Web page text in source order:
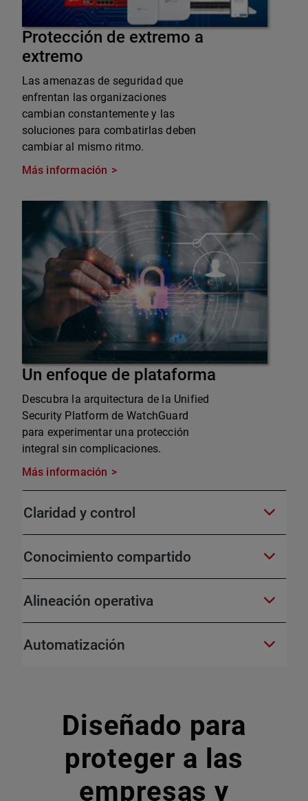
Protección de extremo a
extremo
Las amenazas de seguridad que
enfrentan las organizaciones
cambian constantemente y las
soluciones para combatirlas deben
cambiar al mismo ritmo.
Más información
Un enfoque de plataforma
Descubra la arquitectura de la Unified
Security Platform de WatchGuard
para experimentar una protección
integral sin complicaciones.
Más información
Claridad y control
Conocimiento compartido
Alineación operativa
Automatización
Diseñado para
proteger a las
empresas y